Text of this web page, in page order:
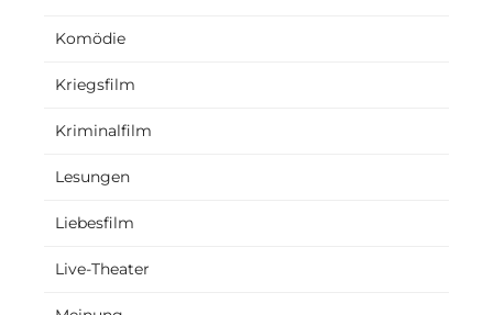
Komödie
Kriegsfilm
Kriminalfilm
Lesungen
Liebesfilm
Live-Theater